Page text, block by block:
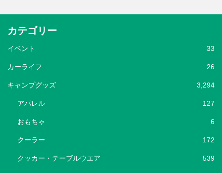
カテゴリー
イベント 33
カーライフ 26
キャンプグッズ 3,294
アパレル 127
おもちゃ 6
クーラー 172
クッカー・テーブルウエア 539